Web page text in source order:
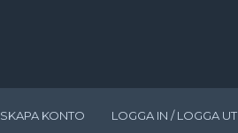
SKAPA KONTO LOGGA IN / LOGGA UT